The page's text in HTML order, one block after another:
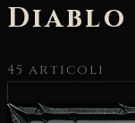
45 articoli